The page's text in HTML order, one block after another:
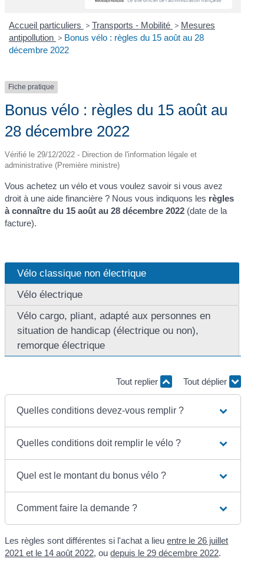
Accueil particuliers > Transports - Mobilité > Mesures
antipollution > Bonus vélo : règles du 15 août au 28
décembre 2022
Fiche pratique
Bonus vélo : règles du 15 août au
28 décembre 2022
Vérifié le 29/12/2022 - Direction de l'information légale et
administrative (Première ministre)
Vous achetez un vélo et vous voulez savoir si vous avez
droit à une aide financière ? Nous vous indiquons les règles
à connaître du 15 août au 28 décembre 2022 (date de la
facture).
Vélo classique non électrique
Vélo électrique
Vélo cargo, pliant, adapté aux personnes en
situation de handicap (électrique ou non),
remorque électrique
Tout replier Tout déplier
Quelles conditions devez-vous remplir ?
Quelles conditions doit remplir le vélo ?
Quel est le montant du bonus vélo ?
Comment faire la demande ?
Les règles sont différentes si l'achat a lieuentre le 26 juillet
2021 et le 14 août 2022, oudepuis le 29 décembre 2022.